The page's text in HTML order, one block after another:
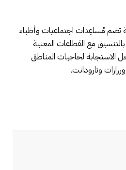
مُساعِدات اجتماعيات وأطباء
مع القطاعات المعنية
الاستجابة لحاجيات المناطق
وتارودانت.